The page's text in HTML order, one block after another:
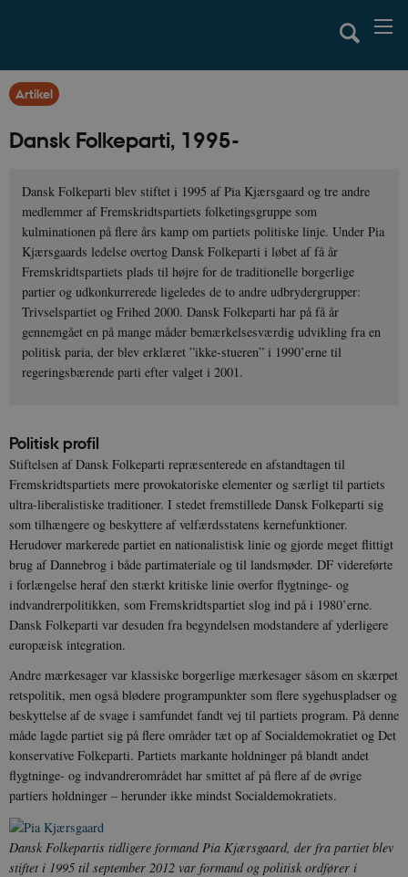
Artikel
Dansk Folkeparti, 1995-
Dansk Folkeparti blev stiftet i 1995 af Pia Kjærsgaard og tre andre
medlemmer af Fremskridtspartiets folketingsgruppe som
kulminationen på flere års kamp om partiets politiske linje. Under Pia
Kjærsgaards ledelse overtog Dansk Folkeparti i løbet af få år
Fremskridtspartiets plads til højre for de traditionelle borgerlige
partier og udkonkurrerede ligeledes de to andre udbrydergrupper:
Trivselspartiet og Frihed 2000. Dansk Folkeparti har på få år
gennemgået en på mange måder bemærkelsesværdig udvikling fra en
politisk paria, der blev erklæret ”ikke-stueren” i 1990’erne til
regeringsbærende parti efter valget i 2001.
Politisk profil
Stiftelsen af Dansk Folkeparti repræsenterede en afstandtagen til
Fremskridtspartiets mere provokatoriske elementer og særligt til partiets
ultra-liberalistiske traditioner. I stedet fremstillede Dansk Folkeparti sig
som tilhængere og beskyttere af velfærdsstatens kernefunktioner.
Herudover markerede partiet en nationalistisk linie og gjorde meget flittigt
brug af Dannebrog i både partimateriale og til landsmøder. DF videreførte
i forlængelse heraf den stærkt kritiske linie overfor flygtninge- og
indvandrerpolitikken, som Fremskridtspartiet slog ind på i 1980’erne.
Dansk Folkeparti var desuden fra begyndelsen modstandere af yderligere
europæisk integration.
Andre mærkesager var klassiske borgerlige mærkesager såsom en skærpet
retspolitik, men også blødere programpunkter som flere sygehuspladser og
beskyttelse af de svage i samfundet fandt vej til partiets program. På denne
måde lagde partiet sig på flere områder tæt op af Socialdemokratiet og Det
konservative Folkeparti. Partiets markante holdninger på blandt andet
flygtninge- og indvandrerområdet har smittet af på flere af de øvrige
partiers holdninger – herunder ikke mindst Socialdemokratiets.
Dansk Folkepartis tidligere formand Pia Kjærsgaard, der fra partiet blev
stiftet i 1995 til september 2012 var formand og politisk ordfører i